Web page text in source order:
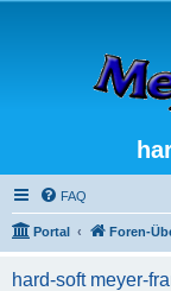
FAQ
Portal Foren-
hard-soft meyer-